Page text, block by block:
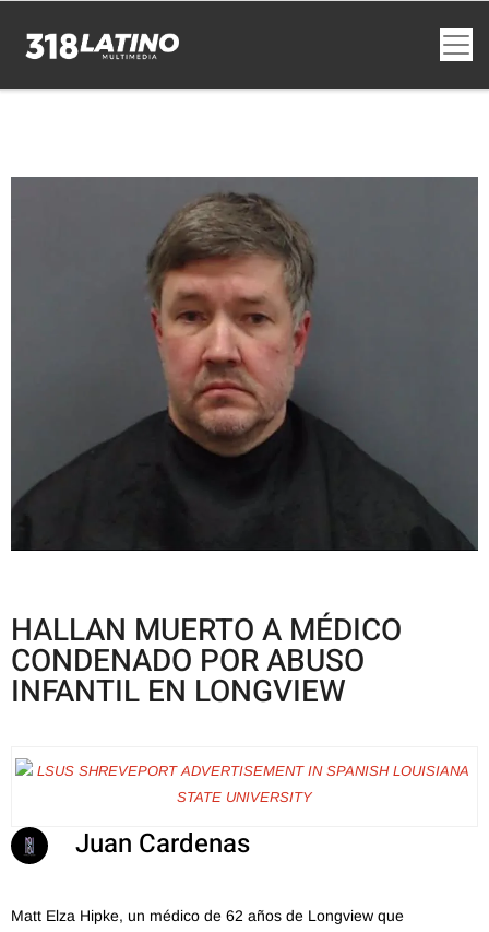
HALLAN MUERTO A MÉDICO
CONDENADO POR ABUSO
INFANTIL EN LONGVIEW
Juan Cardenas
Matt Elza Hipke, un médico de 62 años de Longview que